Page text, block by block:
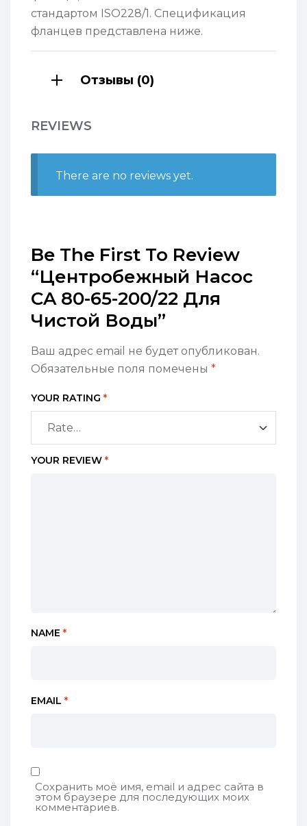
стандартом ISO228/1. Спецификация
фланцев представлена ниже.
Отзывы (0)
REVIEWS
There are no reviews yet.
Be The First To Review
“Центробежный Насос
CA 80-65-200/22 Для
Чистой Воды”
Ваш адрес email не будет опубликован.
Обязательные поля помечены *
YOUR RATING *
YOUR REVIEW *
NAME *
EMAIL *
Сохранить моё имя, email и адрес сайта в
этом браузере для последующих моих
комментариев.